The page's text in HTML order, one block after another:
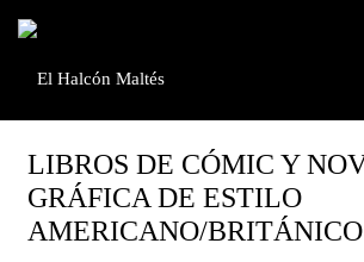
LIBROS DE CÓMIC Y
GRÁFICA DE ESTILO
AMERICANO/BRITÁNICO